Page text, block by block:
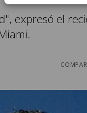
expresó el